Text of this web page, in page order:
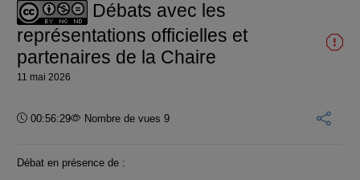
Débats avec les
représentations officielles et
partenaires de la Chaire
11 mai 2026
Durée :
00:56:29 Nombre de vues 9
Débat en présence de :